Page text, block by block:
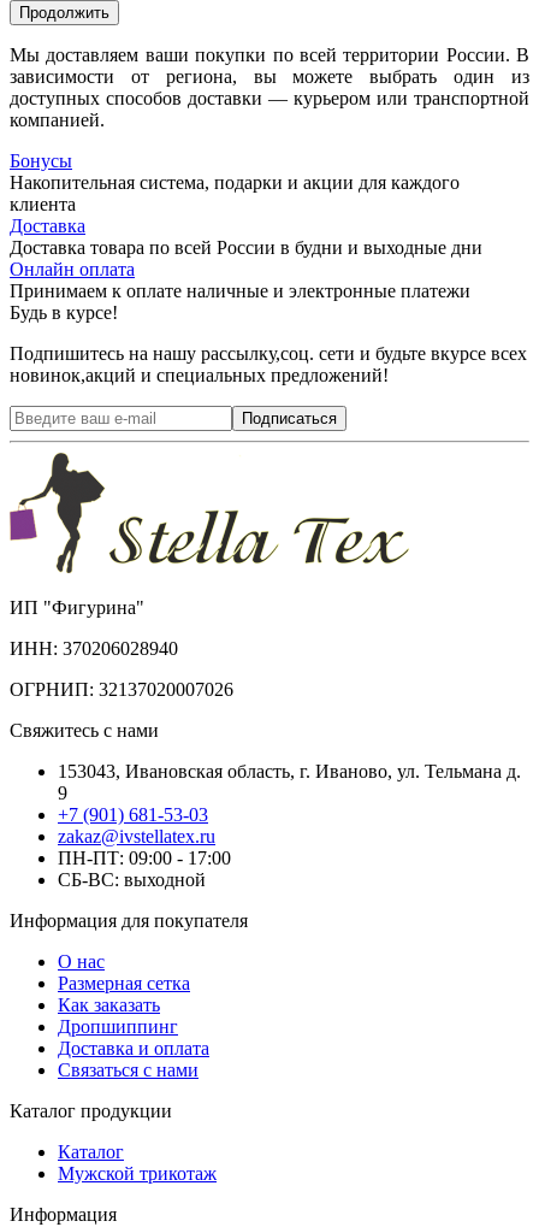
Продолжить
Мы доставляем ваши покупки по всей территории России. В
зависимости от региона, вы можете выбрать один из
доступных способов доставки — курьером или транспортной
компанией.
Бонусы
Накопительная система, подарки и акции для каждого
клиента
Доставка
Доставка товара по всей России в будни и выходные дни
Онлайн оплата
Принимаем к оплате наличные и электронные платежи
Будь в курсе!
Подпишитесь на нашу рассылку,соц. сети и будьте вкурсе всех
новинок,акций и специальных предложений!
Подписаться
ИП "Фигурина"
ИНН: 370206028940
ОГРНИП: 32137020007026
Свяжитесь с нами
153043, Ивановская область, г. Иваново, ул. Тельмана д.
9
+7 (901) 681-53-03
zakaz@ivstellatex.ru
ПН-ПТ: 09:00 - 17:00
СБ-ВС: выходной
Информация для покупателя
О нас
Размерная сетка
Как заказать
Дропшиппинг
Доставка и оплата
Связаться с нами
Каталог продукции
Каталог
Мужской трикотаж
Информация